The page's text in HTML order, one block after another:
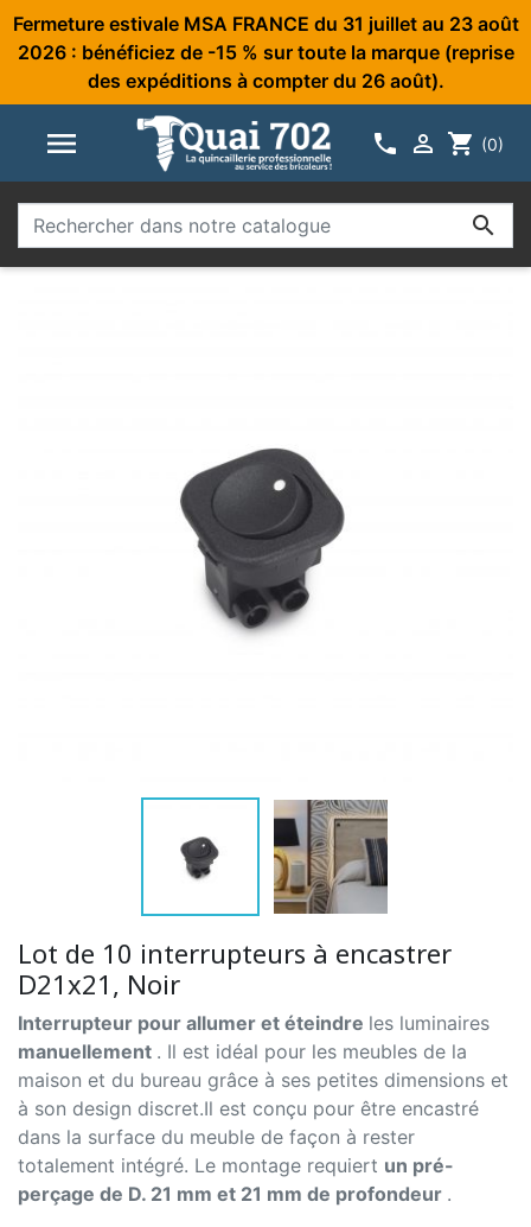
Fermeture estivale MSA FRANCE du 31 juillet au 23 août
2026 : bénéficiez de -15 % sur toute la marque (reprise
des expéditions à compter du 26 août).
   shopping_cart (0)

Lot de 10 interrupteurs à encastrer
D21x21, Noir
Interrupteur pour allumer et éteindre les luminaires
manuellement . Il est idéal pour les meubles de la
maison et du bureau grâce à ses petites dimensions et
à son design discret.Il est conçu pour être encastré
dans la surface du meuble de façon à rester
totalement intégré. Le montage requiert un pré-
perçage de D. 21 mm et 21 mm de profondeur .